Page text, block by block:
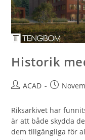
Historik
ACAD
Riksarkivet har
är att både skydda
dem tillgängliga för